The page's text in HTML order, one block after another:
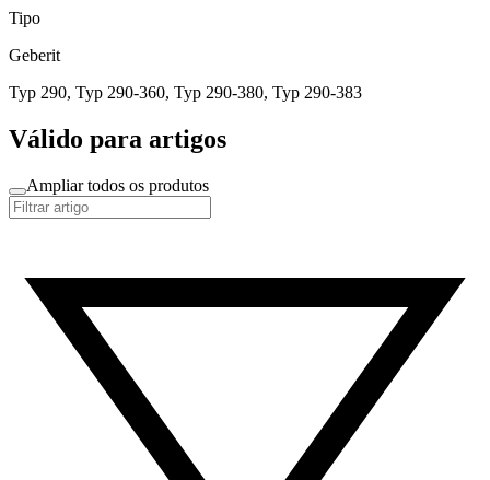
Tipo
Geberit
Typ 290, Typ 290-360, Typ 290-380, Typ 290-383
Válido para artigos
Ampliar todos os produtos